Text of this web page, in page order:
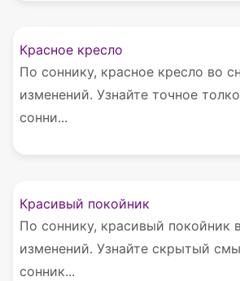
Красное кресло
По соннику, красное кресло во
изменений. Узнайте точное
сонни...
Красивый покойник
По соннику, красивый покойник
изменений. Узнайте скрытый
сонник...